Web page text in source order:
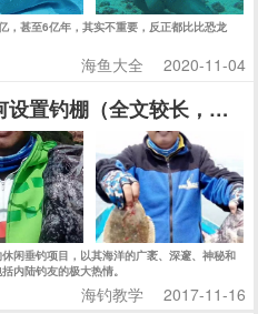
，甚至6亿年，其实不重要，反正都比比恐龙
海鱼大全 2020-11-04
置钓棚（全文较长，建议
闲垂钓项目，以其海洋的广袤、深邃、神秘和
内陆钓友的极大热情。
海钓教学 2017-11-16